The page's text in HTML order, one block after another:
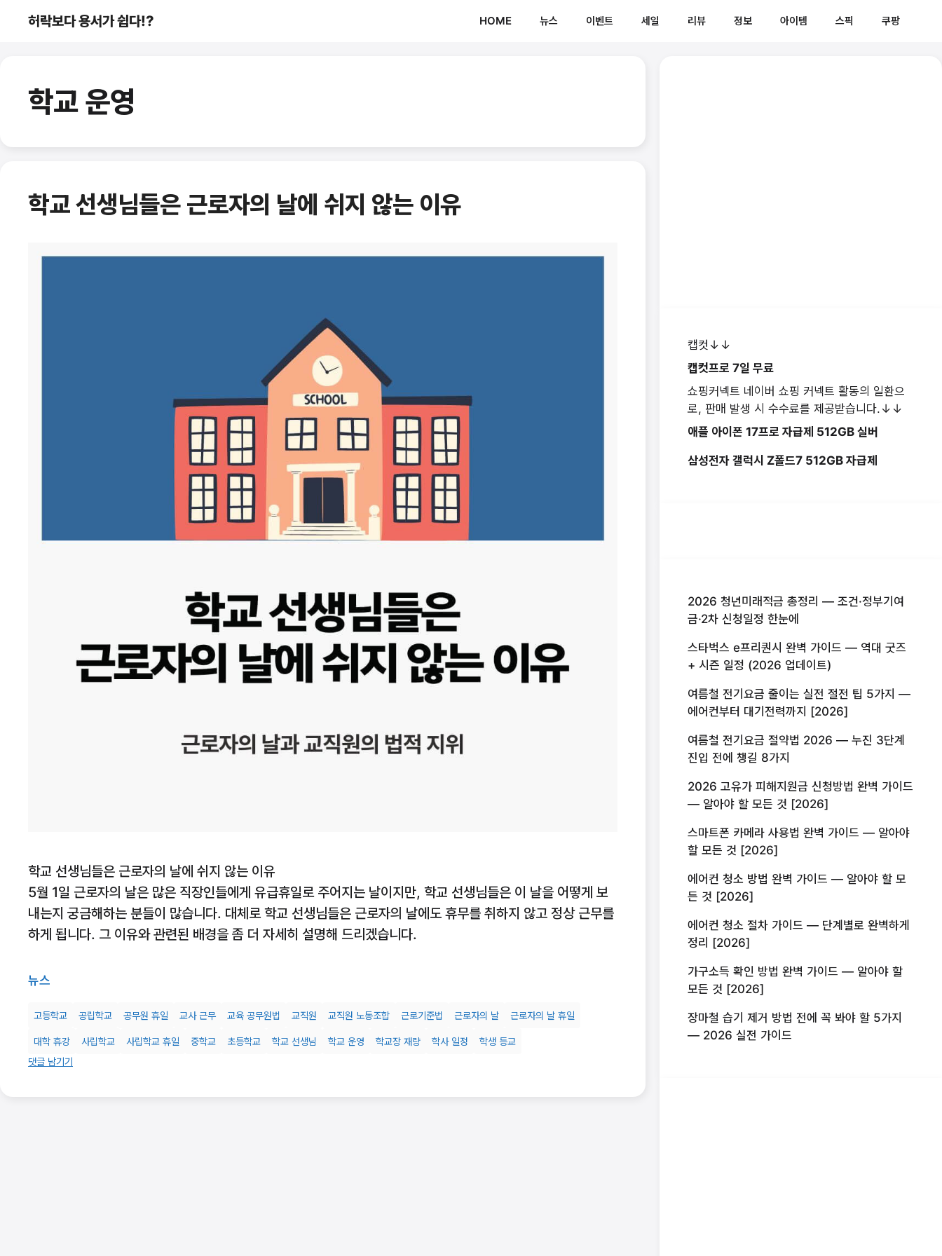
허락보다 용서가 쉽다!? HOME 뉴스 이벤트 세일 리뷰 정보 아이템 스픽 쿠팡
학교 운영
학교 선생님들은 근로자의 날에 쉬지 않는 이유
학교 선생님들은 근로자의 날에 쉬지 않는 이유
5월 1일 근로자의 날은 많은 직장인들에게 유급휴일로 주어지는 날이지만, 학교 선생님들은 이 날을 어떻게 보
내는지 궁금해하는 분들이 많습니다. 대체로 학교 선생님들은 근로자의 날에도 휴무를 취하지 않고 정상 근무를
하게 됩니다. 그 이유와 관련된 배경을 좀 더 자세히 설명해 드리겠습니다.
뉴스
고등학교 공립학교 공무원 휴일 교사 근무 교육 공무원법 교직원 교직원 노동조합 근로기준법 근로자의 날 근로자의 날 휴일
대학 휴강 사립학교 사립학교 휴일 중학교 초등학교 학교 선생님 학교 운영 학교장 재량 학사 일정
학생 등교
댓글 남기기
캡컷↓↓
캡컷프로 7일 무료
쇼핑커넥트 네이버 쇼핑 커넥트 활동의 일환으
로, 판매 발생 시 수수료를 제공받습니다.↓↓
애플 아이폰 17프로 자급제 512GB 실버
삼성전자 갤럭시 Z폴드7 512GB 자급제
2026 청년미래적금 총정리 — 조건·정부기여
금·2차 신청일정 한눈에
스타벅스 e프리퀀시 완벽 가이드 — 역대 굿즈
+ 시즌 일정 (2026 업데이트)
여름철 전기요금 줄이는 실전 절전 팁 5가지 —
에어컨부터 대기전력까지 [2026]
여름철 전기요금 절약법 2026 — 누진 3단계
진입 전에 챙길 8가지
2026 고유가 피해지원금 신청방법 완벽 가이드
— 알아야 할 모든 것 [2026]
스마트폰 카메라 사용법 완벽 가이드 — 알아야
할 모든 것 [2026]
에어컨 청소 방법 완벽 가이드 — 알아야 할 모
든 것 [2026]
에어컨 청소 절차 가이드 — 단계별로 완벽하게
정리 [2026]
가구소득 확인 방법 완벽 가이드 — 알아야 할
모든 것 [2026]
장마철 습기 제거 방법 전에 꼭 봐야 할 5가지
— 2026 실전 가이드